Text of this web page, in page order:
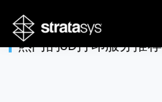
热门的3D打印服务推荐